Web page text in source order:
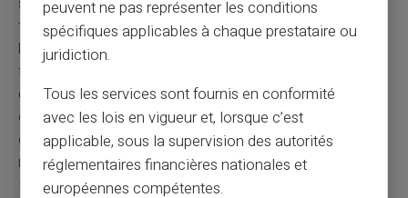
flexibilité et de possibilités de paiement. Analysez donc
bien vos habitudes et de tenir compte notamment de la
fréquence de vos achats, des types de dépenses,
comme celles que vous effectuez habituellement, ainsi
que de votre capacité à suivre votre budget au
quotidien... Privilégiez donc la carte qui s'adapte
réellement à votre manière de gérer votre argent au jour
le jour.
peuvent ne pas représenter les conditions
spécifiques applicables à chaque prestataire ou
juridiction.
Tous les services sont fournis en conformité
avec les lois en vigueur et, lorsque c’est
applicable, sous la supervision des autorités
réglementaires financières nationales et
européennes compétentes.